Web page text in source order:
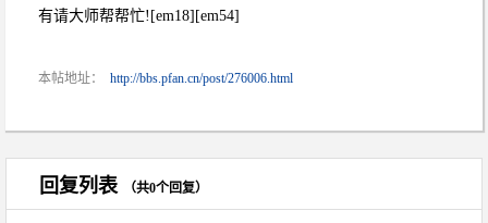
有请大师帮帮忙![em18][em54]
本帖地址： http://bbs.pfan.cn/post/276006.html
回复列表 （共0个回复）